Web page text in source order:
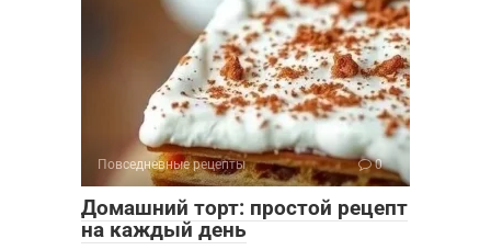
Повседневные рецепты 0
Домашний торт: простой рецепт
на каждый день